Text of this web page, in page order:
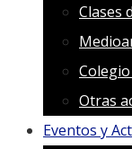
Clases
Otras
Eventos y